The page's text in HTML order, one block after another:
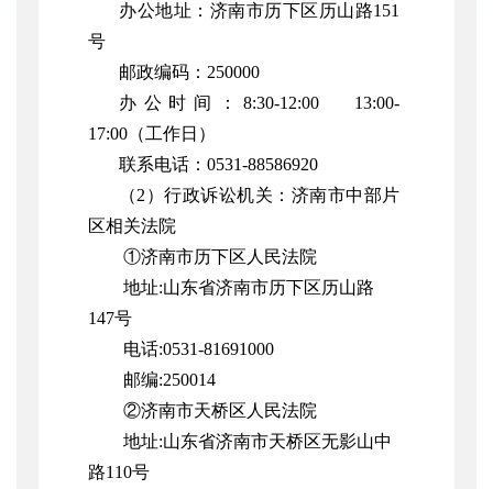
办公地址：济南市历下区历山路151
号
邮政编码：250000
办公时间：8:30-12:00 13:00-
17:00（工作日）
联系电话：0531-88586920
（2）行政诉讼机关： 济南市中部片
区相关法院
①济南市历下区人民法院
地址:山东省济南市历下区历山路
147号
电话:0531-81691000
邮编:250014
②济南市天桥区人民法院
地址:山东省济南市天桥区无影山中
路110号